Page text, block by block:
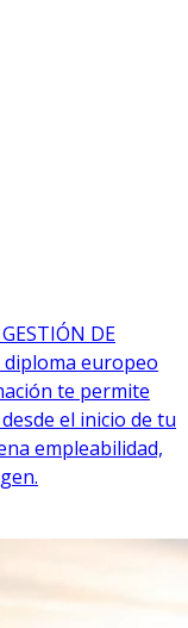
DE
diploma europeo
te permite
el inicio de tu
empleabilidad,